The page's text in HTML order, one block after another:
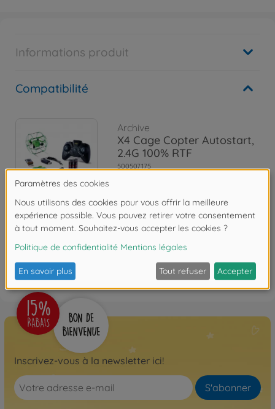
Informations produit
Compatibilité
Archive
X4 Cage Copter Autostart,
2.4G 100% RTF
500507175
Les avis (2)
FAQ (3)
Inscrivez-vous à la newsletter ici!
S'abonner